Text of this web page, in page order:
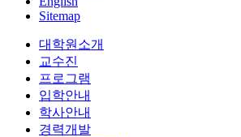
Sitemap
대학원소개
교수진
프로그램
입학안내
학사안내
경력개발